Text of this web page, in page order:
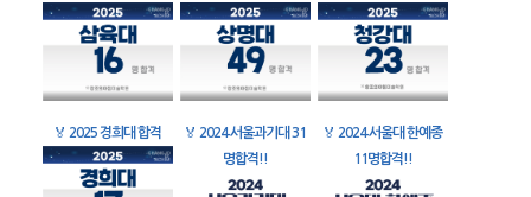
🏅 2025 경희대 합격 🏅 2024 서울과기대 31
명합격!!
🏅 2024 서울대 한예종
11명합격!!